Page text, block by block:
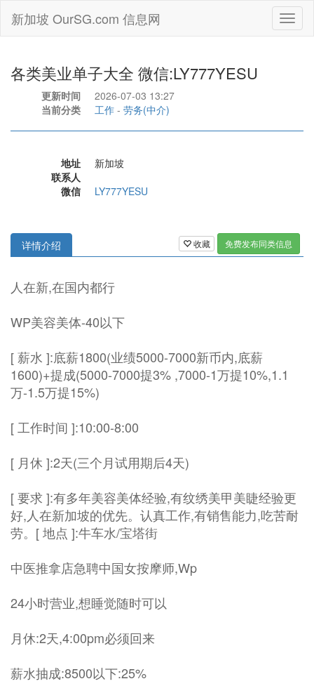
新加坡 OurSG.com 信息网
各类美业单子大全 微信:LY777YESU
更新时间
2026-07-03 13:27
当前分类
工作 - 劳务(中介)
地址
新加坡
联系人
微信
LY777YESU
收藏 免费发布同类信息
详情介绍
人在新,在国内都行
WP美容美体-40以下
[ 薪水 ]:底薪1800(业绩5000-7000新币内,底薪
1600)+提成(5000-7000提3% ,7000-1万提10%,1.1
万-1.5万提15%)
[ 工作时间 ]:10:00-8:00
[ 月休 ]:2天(三个月试用期后4天)
[ 要求 ]:有多年美容美体经验,有纹绣美甲美睫经验更
好,人在新加坡的优先。认真工作,有销售能力,吃苦耐
劳。[ 地点 ]:牛车水/宝塔街
中医推拿店急聘中国女按摩师,Wp
24小时营业,想睡觉随时可以
月休:2天,4:00pm必须回来
薪水抽成:8500以下:25%